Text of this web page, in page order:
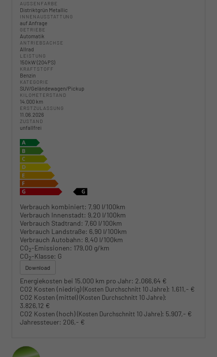
AUSSENFARBE
Distriktgrün Metallic
INNENAUSSTATTUNG
auf Anfrage
GETRIEBE
Automatik
ANTRIEBSACHSE
Allrad
LEISTUNG
150 kW (204 PS)
KRAFTSTOFF
Benzin
KATEGORIE
SUV/Geländewagen/Pickup
KILOMETERSTAND
14.000 km
ERSTZULASSUNG
11.06.2026
ZUSTAND
unfallfrei
Verbrauch kombiniert: 7,90 l/100km
Verbrauch Innenstadt: 9,20 l/100km
Verbrauch Stadtrand: 7,60 l/100km
Verbrauch Landstraße: 6,90 l/100km
Verbrauch Autobahn: 8,40 l/100km
CO2-Emissionen: 179,00 g/km
CO2-Klasse: G
Download
Energiekosten bei 15.000 km pro Jahr: 2.066,64 €
CO2 Kosten (niedrig)(Kosten Durchschnitt 10 Jahre): 1.611,- €
CO2 Kosten (mittel)(Kosten Durchschnitt 10 Jahre):
3.826,12 €
CO2 Kosten (hoch)(Kosten Durchschnitt 10 Jahre): 5.907,- €
Jahressteuer: 206,- €